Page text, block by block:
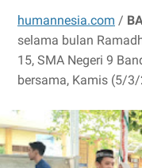
humannesia.com /
selama bulan
15, SMA Negeri 9
bersama, Kamis (5/